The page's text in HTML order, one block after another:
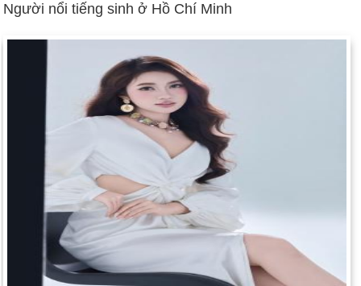
Người nổi tiếng sinh ở Hồ Chí Minh